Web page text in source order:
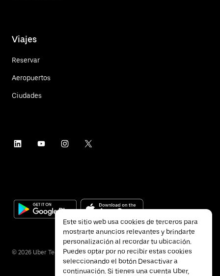
Viajes
Reservar
Aeropuertos
Ciudades
© 2026 Uber Technologies Inc.
Este sitio web usa cookies de terceros para
mostrarte anuncios relevantes y brindarte
personalización al recordar tu ubicación.
Puedes optar por no recibir estas cookies
seleccionando el botón Desactivar a
continuación. Si tienes una cuenta Uber,